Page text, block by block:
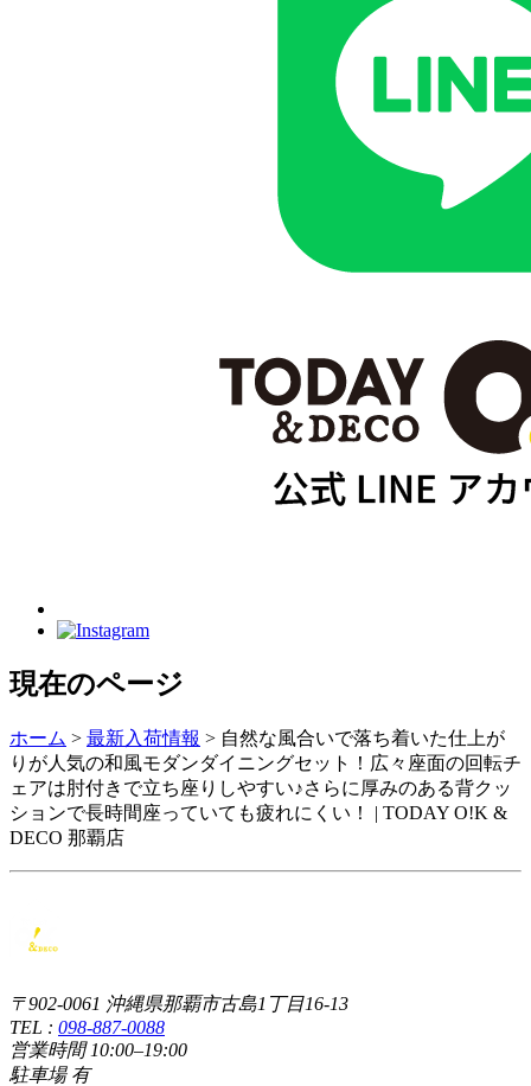
現在のページ
ホーム > 最新入荷情報 > 自然な風合いで落ち着いた仕上が
りが人気の和風モダンダイニングセット！広々座面の回転チ
ェアは肘付きで立ち座りしやすい♪さらに厚みのある背クッ
ションで長時間座っていても疲れにくい！ | TODAY O!K &
DECO 那覇店
〒902-0061 沖縄県那覇市古島1丁目16-13
TEL : 098-887-0088
営業時間 10:00–19:00
駐車場 有